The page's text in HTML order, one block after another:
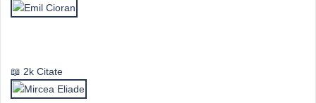
2k Citate